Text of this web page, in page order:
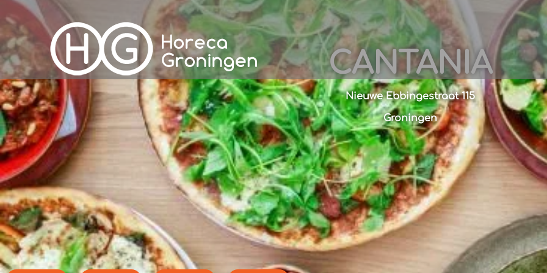
CANTANIA
Nieuwe Ebbingestraat 115
Groningen